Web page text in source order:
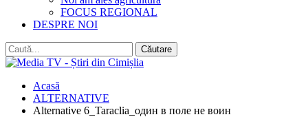
FOCUS REGIONAL
DESPRE NOI
Acasă
ALTERNATIVE
Alternative 6_Taraclia_один в поле не воин